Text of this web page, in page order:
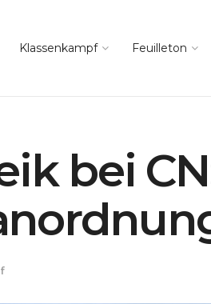
Klassenkampf Feuilleton
bei